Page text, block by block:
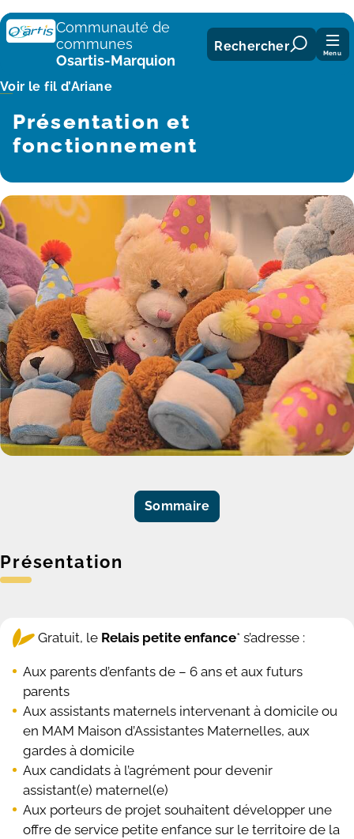
Panneau de gestion des cookies
Communauté de
communes
Osartis-Marquion
Rechercher Menu
Voir le fil d’Ariane
Présentation et
fonctionnement
Sommaire
Présentation
Gratuit, le Relais petite enfance* s’adresse :
Aux parents d’enfants de – 6 ans et aux futurs
parents
Aux assistants maternels intervenant à domicile ou
en MAM Maison d’Assistantes Maternelles, aux
gardes à domicile
Aux candidats à l’agrément pour devenir
assistant(e) maternel(e)
Aux porteurs de projet souhaitent développer une
offre de service petite enfance sur le territoire de la